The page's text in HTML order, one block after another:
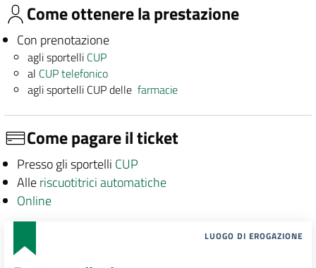
Come ottenere la prestazione
Con prenotazione
agli sportelli CUP
al CUP telefonico
agli sportelli CUP dellefarmacie
Come pagare il ticket
Presso gli sportelli CUP
Alleriscuotitrici automatiche
Online
LUOGO DI EROGAZIONE